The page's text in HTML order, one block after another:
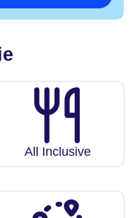
All Inclusive